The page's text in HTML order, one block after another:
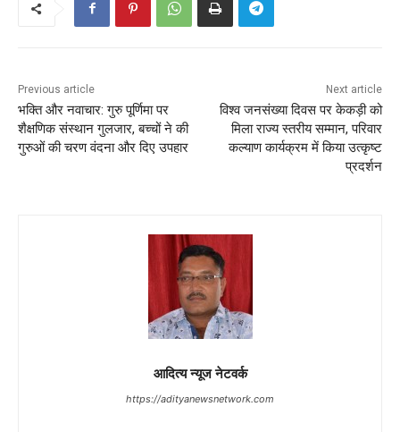
Previous article
भक्ति और नवाचार: गुरु पूर्णिमा पर
शैक्षणिक संस्थान गुलजार, बच्चों ने की
गुरुओं की चरण वंदना और दिए उपहार
Next article
विश्व जनसंख्या दिवस पर केकड़ी को
मिला राज्य स्तरीय सम्मान, परिवार
कल्याण कार्यक्रम में किया उत्कृष्ट
प्रदर्शन
आदित्य न्यूज नेटवर्क
https://adityanewsnetwork.com